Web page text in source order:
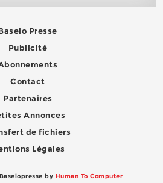
Presse
Publicité
Contact
Partenaires
Annonces
de fichiers
Légales
by Human To Computer